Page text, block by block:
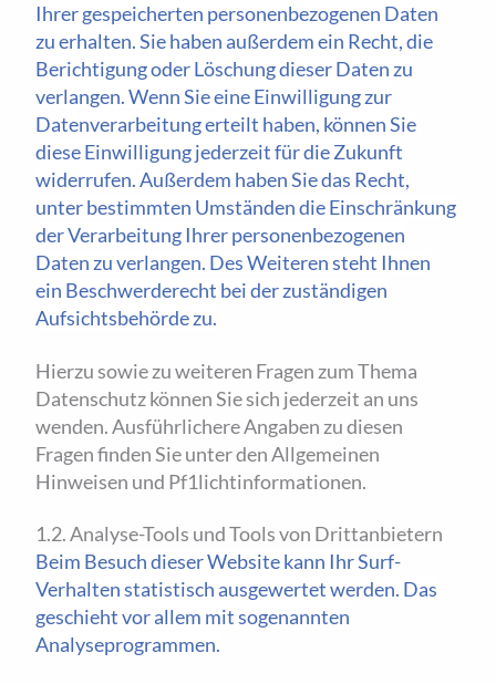
Ihrer gespeicherten personenbezogenen Daten
zu erhalten. Sie haben außerdem ein Recht, die
Berichtigung oder Löschung dieser Daten zu
verlangen. Wenn Sie eine Einwilligung zur
Datenverarbeitung erteilt haben, können Sie
diese Einwilligung jederzeit für die Zukunft
widerrufen. Außerdem haben Sie das Recht,
unter bestimmten Umständen die Einschränkung
der Verarbeitung Ihrer personenbezogenen
Daten zu verlangen. Des Weiteren steht Ihnen
ein Beschwerderecht bei der zuständigen
Aufsichtsbehörde zu.
Hierzu sowie zu weiteren Fragen zum Thema
Datenschutz können Sie sich jederzeit an uns
wenden. Ausführlichere Angaben zu diesen
Fragen finden Sie unter den Allgemeinen
Hinweisen und Pf1licht­informationen.
1.2. Analyse-Tools und Tools von Dritt­anbietern
Beim Besuch dieser Website kann Ihr Surf-
Verhalten statistisch ausgewertet werden. Das
geschieht vor allem mit sogenannten
Analyseprogrammen.